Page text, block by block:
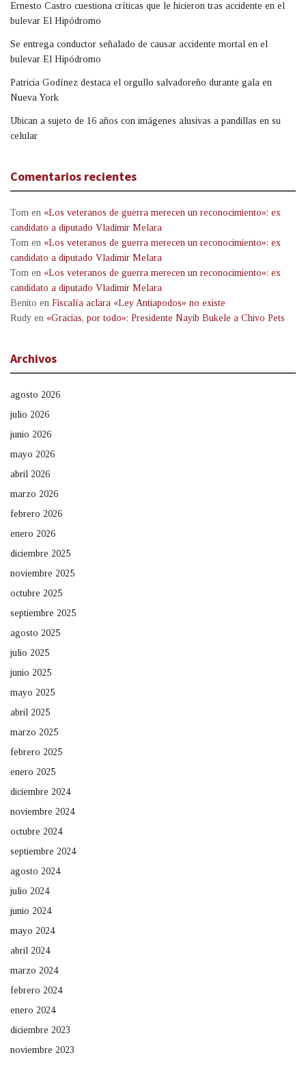
Ernesto Castro cuestiona críticas que le hicieron tras accidente en el
bulevar El Hipódromo
Se entrega conductor señalado de causar accidente mortal en el
bulevar El Hipódromo
Patricia Godínez destaca el orgullo salvadoreño durante gala en
Nueva York
Ubican a sujeto de 16 años con imágenes alusivas a pandillas en su
celular
Comentarios recientes
Tom en «Los veteranos de guerra merecen un reconocimiento»: ex
candidato a diputado Vladimir Melara
Tom en «Los veteranos de guerra merecen un reconocimiento»: ex
candidato a diputado Vladimir Melara
Tom en «Los veteranos de guerra merecen un reconocimiento»: ex
candidato a diputado Vladimir Melara
Benito en Fiscalía aclara «Ley Antiapodos» no existe
Rudy en «Gracias, por todo»: Presidente Nayib Bukele a Chivo Pets
Archivos
agosto 2026
julio 2026
junio 2026
mayo 2026
abril 2026
marzo 2026
febrero 2026
enero 2026
diciembre 2025
noviembre 2025
octubre 2025
septiembre 2025
agosto 2025
julio 2025
junio 2025
mayo 2025
abril 2025
marzo 2025
febrero 2025
enero 2025
diciembre 2024
noviembre 2024
octubre 2024
septiembre 2024
agosto 2024
julio 2024
junio 2024
mayo 2024
abril 2024
marzo 2024
febrero 2024
enero 2024
diciembre 2023
noviembre 2023